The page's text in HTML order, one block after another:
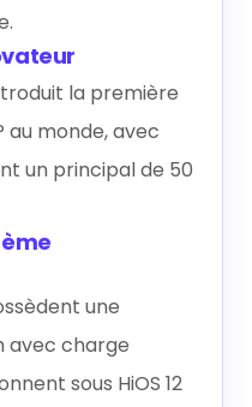
la première
monde, avec
un principal de 50
une
avec charge
sous HiOS 12